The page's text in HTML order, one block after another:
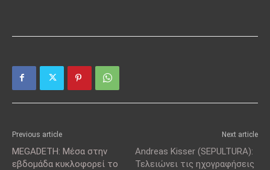
Previous article
MEGADETH: Μέσα στην
εβδομάδα κυκλοφορεί το
Next article
Andreas Kisser (SEPULTURA):
Τελειώνει τις ηχογραφήσεις